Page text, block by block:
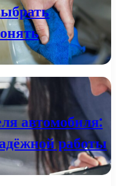
автомобиля:
работы